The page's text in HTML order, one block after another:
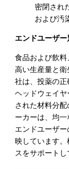
密閉され
および汚
エンドユーザー
食品および飲料
高い生産量と
社は、投薬の
ヘッドウェイ
された材料分
ーカーは、均一
エンドユーザ
映しています
スをサポートし